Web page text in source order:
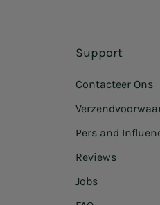
Support
Contacteer Ons
Pers and
Reviews
Jobs